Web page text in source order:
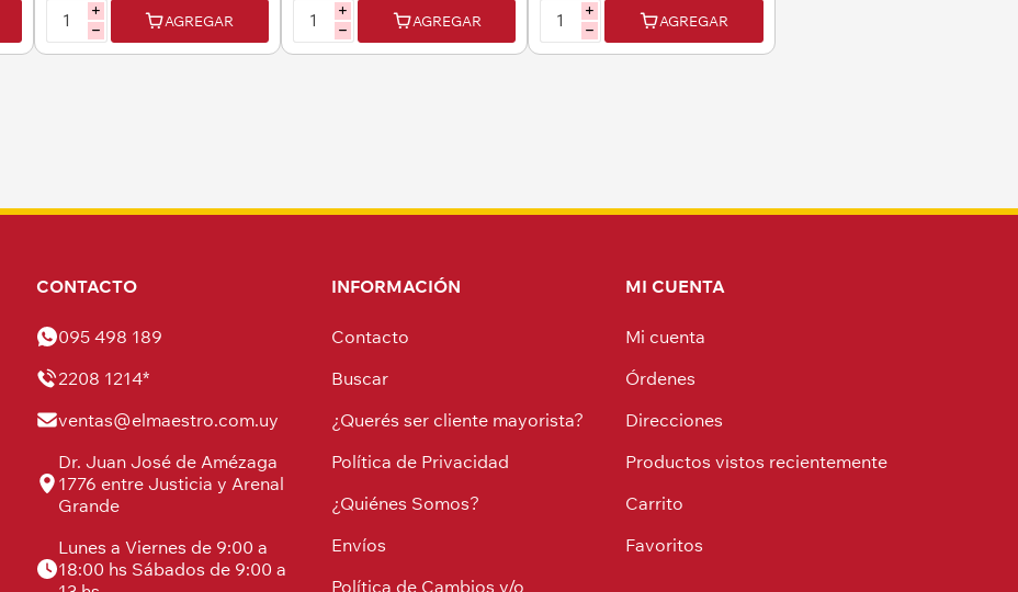
i
h
AGREGAR
i
h
AGREGAR
i
h
AGREGAR
CONTACTO
095 498 189
2208 1214*
ventas@elmaestro.com.uy
Dr. Juan José de Amézaga
1776 entre Justicia y Arenal
Grande
Lunes a Viernes de 9:00 a
18:00 hs Sábados de 9:00 a
INFORMACIÓN
Contacto
Buscar
¿Querés ser cliente mayorista?
Política de Privacidad
¿Quiénes Somos?
Envíos
Política de Cambios y/o
MI CUENTA
Mi cuenta
Órdenes
Direcciones
Productos vistos recientemente
Carrito
Favoritos